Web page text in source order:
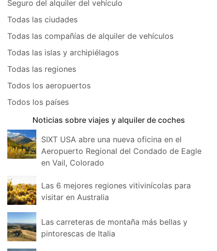
Seguro del alquiler del vehículo
Todas las ciudades
Todas las compañías de alquiler de vehículos
Todas las islas y archipiélagos
Todas las regiones
Todos los aeropuertos
Todos los países
Noticias sobre viajes y alquiler de coches
SIXT USA abre una nueva oficina en el
Aeropuerto Regional del Condado de Eagle
en Vail, Colorado
Las 6 mejores regiones vitivinícolas para
visitar en Australia
Las carreteras de montaña más bellas y
pintorescas de Italia